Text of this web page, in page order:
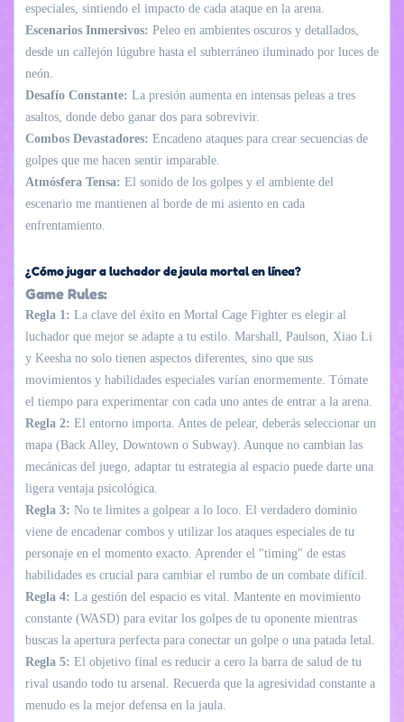
especiales, sintiendo el impacto de cada ataque en la arena.
Escenarios Inmersivos: Peleo en ambientes oscuros y detallados,
desde un callejón lúgubre hasta el subterráneo iluminado por luces de
neón.
Desafío Constante: La presión aumenta en intensas peleas a tres
asaltos, donde debo ganar dos para sobrevivir.
Combos Devastadores: Encadeno ataques para crear secuencias de
golpes que me hacen sentir imparable.
Atmósfera Tensa: El sonido de los golpes y el ambiente del
escenario me mantienen al borde de mi asiento en cada
enfrentamiento.
¿Cómo jugar a luchador de jaula mortal en línea?
Game Rules:
Regla 1: La clave del éxito en Mortal Cage Fighter es elegir al
luchador que mejor se adapte a tu estilo. Marshall, Paulson, Xiao Li
y Keesha no solo tienen aspectos diferentes, sino que sus
movimientos y habilidades especiales varían enormemente. Tómate
el tiempo para experimentar con cada uno antes de entrar a la arena.
Regla 2: El entorno importa. Antes de pelear, deberás seleccionar un
mapa (Back Alley, Downtown o Subway). Aunque no cambian las
mecánicas del juego, adaptar tu estrategia al espacio puede darte una
ligera ventaja psicológica.
Regla 3: No te limites a golpear a lo loco. El verdadero dominio
viene de encadenar combos y utilizar los ataques especiales de tu
personaje en el momento exacto. Aprender el "timing" de estas
habilidades es crucial para cambiar el rumbo de un combate difícil.
Regla 4: La gestión del espacio es vital. Mantente en movimiento
constante (WASD) para evitar los golpes de tu oponente mientras
buscas la apertura perfecta para conectar un golpe o una patada letal.
Regla 5: El objetivo final es reducir a cero la barra de salud de tu
rival usando todo tu arsenal. Recuerda que la agresividad constante a
menudo es la mejor defensa en la jaula.